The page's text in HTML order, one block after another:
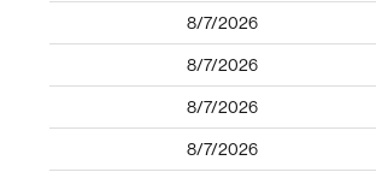
8/7/2026
8/7/2026
8/7/2026
8/7/2026